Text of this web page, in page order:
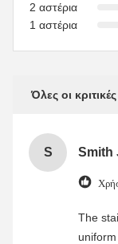
2 αστέρια
1 αστέρια
Όλες οι κριτικές
S Smith
The